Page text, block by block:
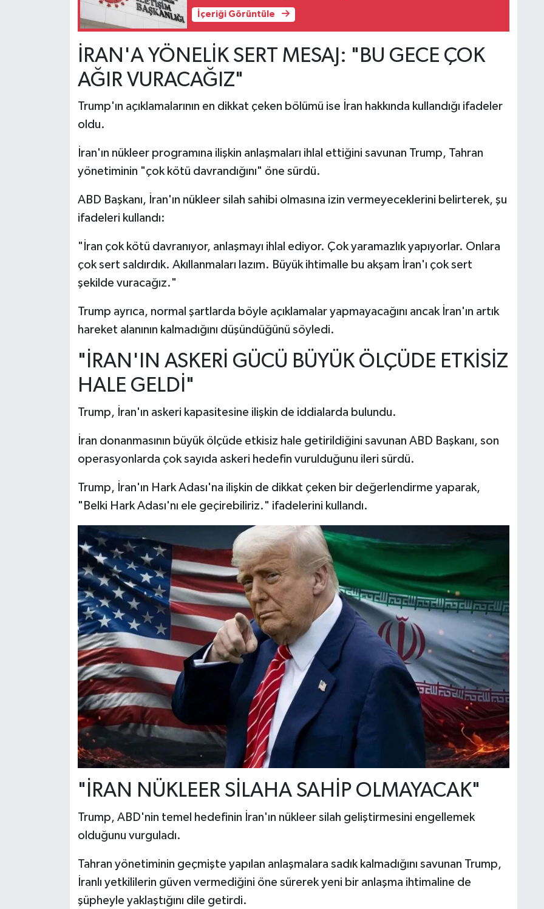
İçeriği Görüntüle
İRAN'A YÖNELİK SERT MESAJ: "BU GECE ÇOK
AĞIR VURACAĞIZ"
Trump'ın açıklamalarının en dikkat çeken bölümü ise İran hakkında kullandığı ifadeler
oldu.
İran'ın nükleer programına ilişkin anlaşmaları ihlal ettiğini savunan Trump, Tahran
yönetiminin "çok kötü davrandığını" öne sürdü.
ABD Başkanı, İran'ın nükleer silah sahibi olmasına izin vermeyeceklerini belirterek, şu
ifadeleri kullandı:
"İran çok kötü davranıyor, anlaşmayı ihlal ediyor. Çok yaramazlık yapıyorlar. Onlara
çok sert saldırdık. Akıllanmaları lazım. Büyük ihtimalle bu akşam İran'ı çok sert
şekilde vuracağız."
Trump ayrıca, normal şartlarda böyle açıklamalar yapmayacağını ancak İran'ın artık
hareket alanının kalmadığını düşündüğünü söyledi.
"İRAN'IN ASKERİ GÜCÜ BÜYÜK ÖLÇÜDE ETKİSİZ
HALE GELDİ"
Trump, İran'ın askeri kapasitesine ilişkin de iddialarda bulundu.
İran donanmasının büyük ölçüde etkisiz hale getirildiğini savunan ABD Başkanı, son
operasyonlarda çok sayıda askeri hedefin vurulduğunu ileri sürdü.
Trump, İran'ın Hark Adası'na ilişkin de dikkat çeken bir değerlendirme yaparak,
"Belki Hark Adası'nı ele geçirebiliriz." ifadelerini kullandı.
"İRAN NÜKLEER SİLAHA SAHİP OLMAYACAK"
Trump, ABD'nin temel hedefinin İran'ın nükleer silah geliştirmesini engellemek
olduğunu vurguladı.
Tahran yönetiminin geçmişte yapılan anlaşmalara sadık kalmadığını savunan Trump,
İranlı yetkililerin güven vermediğini öne sürerek yeni bir anlaşma ihtimaline de
şüpheyle yaklaştığını dile getirdi.